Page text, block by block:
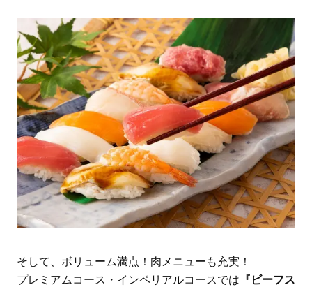
そして、ボリューム満点！肉メニューも充実！
プレミアムコース・インペリアルコースでは 『ビーフス